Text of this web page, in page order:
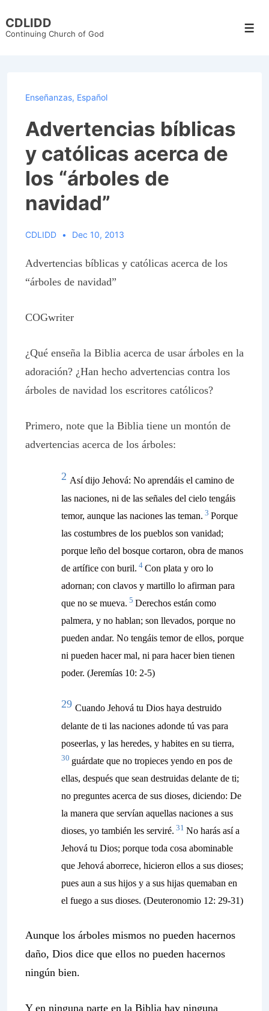
Skip
CDLIDD
Continuing Church of God
Enseñanzas, Español
Advertencias bíblicas
y católicas acerca de
los “árboles de
navidad”
CDLIDD Dec 10, 2013
Advertencias bíblicas y católicas acerca de los
“árboles de navidad”
COGwriter
¿Qué enseña la Biblia acerca de usar árboles en la
adoración? ¿Han hecho advertencias contra los
árboles de navidad los escritores católicos?
Primero, note que la Biblia tiene un montón de
advertencias acerca de los árboles:
2 Así dijo Jehová: No aprendáis el camino de
las naciones, ni de las señales del cielo tengáis
temor, aunque las naciones las teman. 3 Porque
las costumbres de los pueblos son vanidad;
porque leño del bosque cortaron, obra de manos
de artífice con buril. 4 Con plata y oro lo
adornan; con clavos y martillo lo afirman para
que no se mueva. 5 Derechos están como
palmera, y no hablan; son llevados, porque no
pueden andar. No tengáis temor de ellos, porque
ni pueden hacer mal, ni para hacer bien tienen
poder. (Jeremías 10: 2-5)
29 Cuando Jehová tu Dios haya destruido
delante de ti las naciones adonde tú vas para
poseerlas, y las heredes, y habites en su tierra,
30 guárdate que no tropieces yendo en pos de
ellas, después que sean destruidas delante de ti;
no preguntes acerca de sus dioses, diciendo: De
la manera que servían aquellas naciones a sus
dioses, yo también les serviré. 31 No harás así a
Jehová tu Dios; porque toda cosa abominable
que Jehová aborrece, hicieron ellos a sus dioses;
pues aun a sus hijos y a sus hijas quemaban en
el fuego a sus dioses. (Deuteronomio 12: 29-31)
Aunque los árboles mismos no pueden hacernos
daño, Dios dice que ellos no pueden hacernos
ningún bien.
Y en ninguna parte en la Biblia hay ninguna